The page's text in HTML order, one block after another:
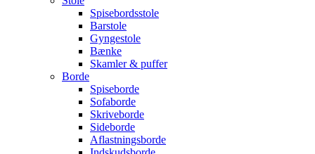
Spisebordsstole
Barstole
Gyngestole
Bænke
Skamler & puffer
Borde
Spiseborde
Sofaborde
Skriveborde
Sideborde
Aflastningsborde